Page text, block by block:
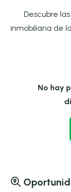
Descubre
inmobiliaria de
No hay